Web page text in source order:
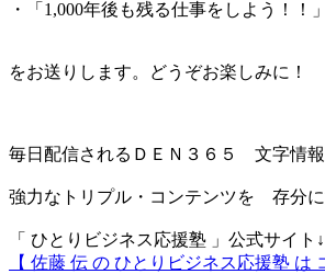
・「1,000年後も残る仕事をしよう！！」
をお送りします。どうぞお楽しみに！
毎日配信されるＤＥＮ３６５ 文字情
強力なトリプル・コンテンツを 存分に
「 ひとりビジネス応援塾 」公式サイト
【 佐藤 伝 の ひとりビジネス応援塾 は